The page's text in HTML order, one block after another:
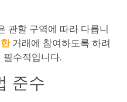
관할 구역에 따라 다릅니
거래에 참여하도록 하려
필수적입니다.
준수